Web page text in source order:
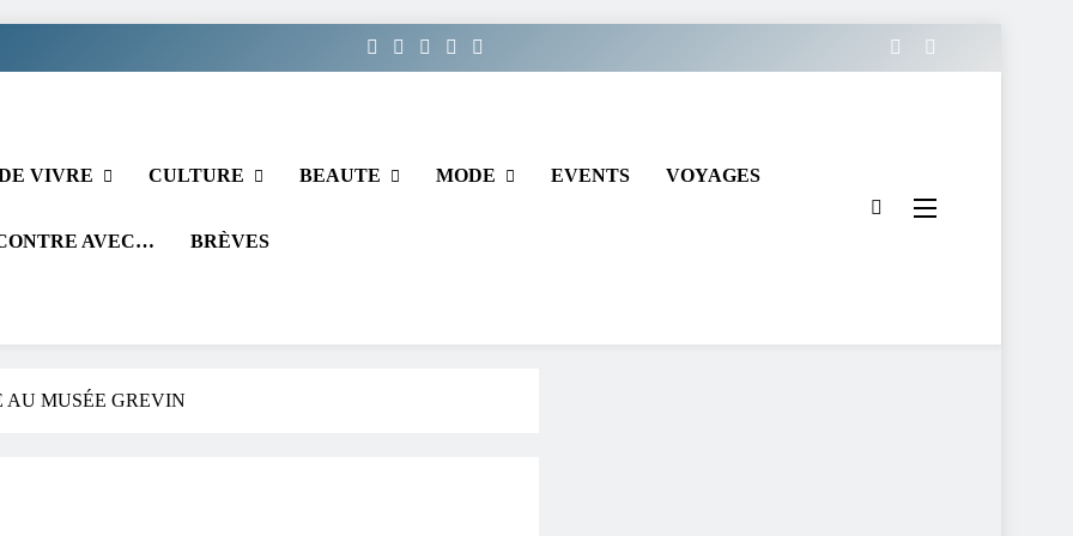
VIVRE CULTURE BEAUTE MODE EVENTS VOYAGES
AVEC… BRÈVES
AU MUSÉE GREVIN